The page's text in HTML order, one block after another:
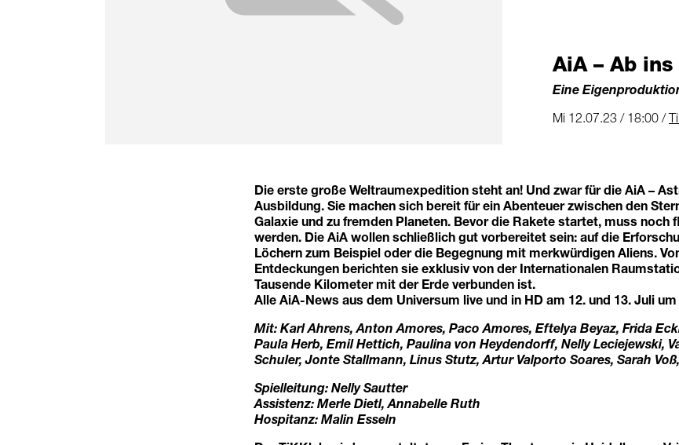
AiA – Ab
Eine
Mi 12.07.23 / 18:00 /
Die erste große Weltraumexpedition steht an! Und zwar für die AiA –
Ausbildung. Sie machen sich bereit für ein Abenteuer zwischen den
Galaxie und zu fremden Planeten. Bevor die Rakete startet, muss noch
werden. Die AiA wollen schließlich gut vorbereitet sein: auf die
Löchern zum Beispiel oder die Begegnung mit merkwürdigen Aliens.
Entdeckungen berichten sie exklusiv von der Internationalen
Tausende Kilometer mit der Erde verbunden ist.
Alle AiA-News aus dem Universum live und in HD am 12. und 13. Juli
Mit: Karl Ahrens, Anton Amores, Paco Amores, Eftelya Beyaz, Frida
Paula Herb, Emil Hettich, Paulina von Heydendorff, Nelly Leciejewski,
Schuler, Jonte Stallmann, Linus Stutz, Artur Valporto Soares, Sarah
Spielleitung: Nelly Sautter
Assistenz: Merle Dietl, Annabelle Ruth
Hospitanz: Malin Esseln